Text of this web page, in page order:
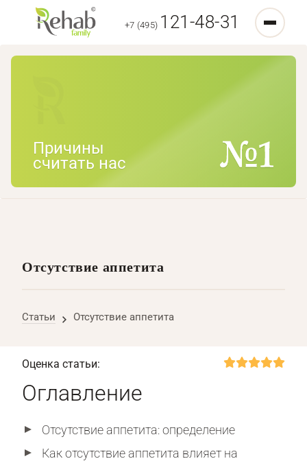
+7 (495) 121-48-31
Причины
считать нас
Отсутствие аппетита
Статьи Отсутствие аппетита
Оценка статьи:
Оглавление
Отсутствие аппетита: определение
Как отсутствие аппетита влияет на